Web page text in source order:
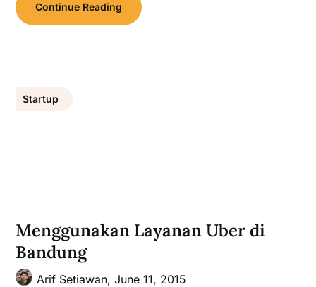
Continue Reading
Startup
Menggunakan Layanan Uber di
Bandung
Arif Setiawan,June 11, 2015